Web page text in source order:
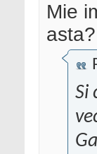
Mie
asta?
Si